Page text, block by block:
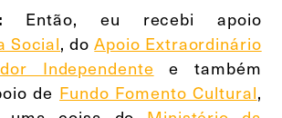
Então, eu recebi apoio
Social, doApoio Extraordinário
Independente e também
de Fundo Fomento Cultural,